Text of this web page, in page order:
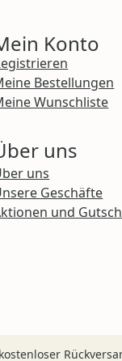
Konto
Bestellungen
Wunschliste
uns
uns
Geschäfte
und